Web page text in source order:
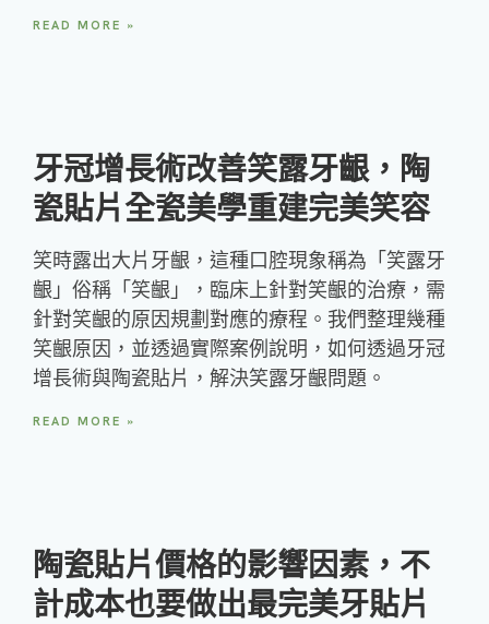
READ MORE »
牙冠增長術改善笑露牙齦，陶
瓷貼片全瓷美學重建完美笑容
笑時露出大片牙齦，這種口腔現象稱為「笑露牙
齦」俗稱「笑齦」，臨床上針對笑齦的治療，需
針對笑齦的原因規劃對應的療程。我們整理幾種
笑齦原因，並透過實際案例說明，如何透過牙冠
增長術與陶瓷貼片，解決笑露牙齦問題。
READ MORE »
陶瓷貼片價格的影響因素，不
計成本也要做出最完美牙貼片